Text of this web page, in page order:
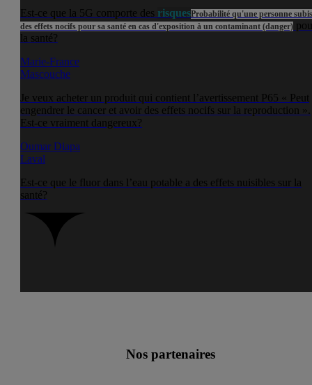
Est-ce que la 5G comporte des risquesProbabilité qu'une personne
des effets nocifs pour sa santé en cas d'exposition à un contaminant (danger)
la santé?
Marie-France
Mascouche
Je veux acheter un produit qui contient l’avertissement P65 « Peut
engendrer le cancer et avoir des effets nocifs sur la reproduction ».
Est-ce vraiment dangereux?
Oumar Diapa
Laval
Est-ce que le fluor dans l’eau potable a des effets nuisibles sur la
santé?
Nos partenaires